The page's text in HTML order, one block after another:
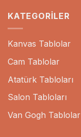
KATEGORILER
Kanvas Tablolar
Cam Tablolar
Atatürk Tabloları
Salon Tabloları
Van Gogh Tablolar